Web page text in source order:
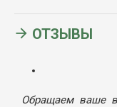
ОТЗЫВЫ
Обращаем ваше